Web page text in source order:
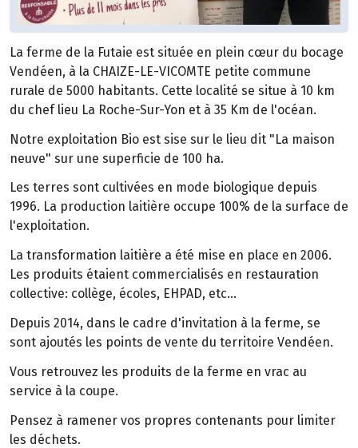
La ferme de la Futaie est située en plein cœur du bocage
Vendéen, à la CHAIZE-LE-VICOMTE petite commune
rurale de 5000 habitants. Cette localité se situe à 10 km
du chef lieu La Roche-Sur-Yon et à 35 Km de l'océan.
Notre exploitation Bio est sise sur le lieu dit "La maison
neuve" sur une superficie de 100 ha.
Les terres sont cultivées en mode biologique depuis
1996. La production laitière occupe 100% de la surface de
l'exploitation.
La transformation laitière a été mise en place en 2006.
Les produits étaient commercialisés en restauration
collective: collège, écoles, EHPAD, etc...
Depuis 2014, dans le cadre d'invitation à la ferme, se
sont ajoutés les points de vente du territoire Vendéen.
Vous retrouvez les produits de la ferme en vrac au
service à la coupe.
Pensez à ramener vos propres contenants pour limiter
les déchets.